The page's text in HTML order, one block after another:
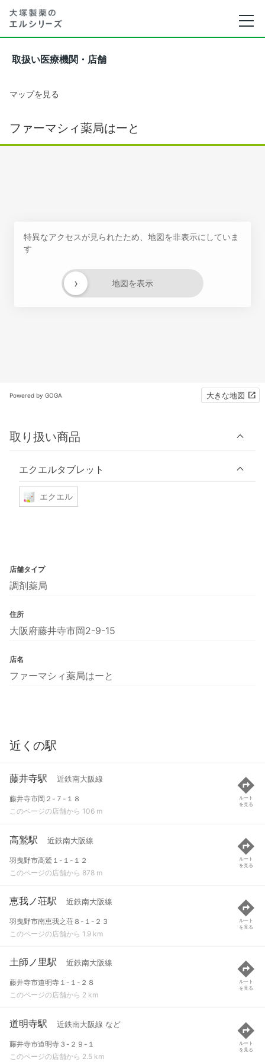
取扱い医療機関・店舗
マップを見る
ファーマシィ薬局はーと
特異なアクセスが見られたため、地図を非表示にしていま
す
地図を表示
›
Powered by GOGA 大きな地図
取り扱い商品
エクエルタブレット
エクエル
店舗タイプ
調剤薬局
住所
大阪府藤井寺市岡2-9-15
店名
ファーマシィ薬局はーと
近くの駅
藤井寺駅 近鉄南大阪線
藤井寺市岡２-７-１８
このページの店舗から 106 m
ルート
を見る
高鷲駅 近鉄南大阪線
羽曳野市高鷲１-１-１２
このページの店舗から 878 m
ルート
を見る
恵我ノ荘駅 近鉄南大阪線
羽曳野市南恵我之荘８-１-２３
このページの店舗から 1.9 km
ルート
を見る
土師ノ里駅 近鉄南大阪線
藤井寺市道明寺１-１-２８
このページの店舗から 2 km
ルート
を見る
道明寺駅 近鉄南大阪線 など
藤井寺市道明寺３-２９-１
このページの店舗から 2.5 km
ルート
を見る